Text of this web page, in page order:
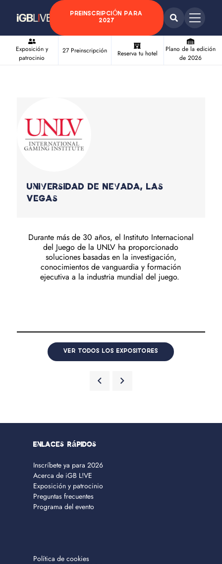
PREINSCRIPCIÓN PARA
2027
Exposición y
patrocinio
27 Preinscripción Reserva tu hotel
Plano de la edición
de 2026
Universidad de Nevada, Las
Vegas
Durante más de 30 años, el Instituto Internacional
del Juego de la UNLV ha proporcionado
soluciones basadas en la investigación,
conocimientos de vanguardia y formación
ejecutiva a la industria mundial del juego.
VER TODOS LOS EXPOSITORES
Enlaces rápidos
Inscríbete ya para 2026
Acerca de iGB L!VE
Exposición y patrocinio
Preguntas frecuentes
Programa del evento
Política de cookies